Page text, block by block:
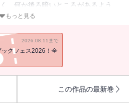
、何か後ろ暗いところがあるよう
を繰り返すことには訳があるとみて、
もっと見る
2026.08.11まで
ックフェス2026！全
この作品の最新巻